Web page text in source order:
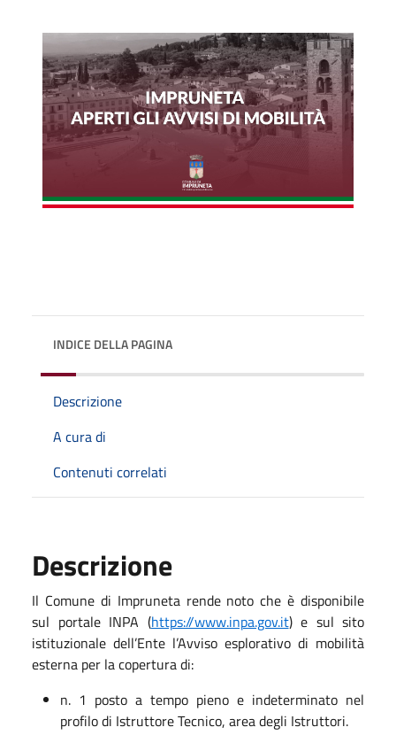
INDICE DELLA PAGINA
Descrizione
A cura di
Contenuti correlati
Descrizione
Il Comune di Impruneta rende noto che è disponibile
sul portale INPA (https://www.inpa.gov.it) e sul sito
istituzionale dell’Ente l’Avviso esplorativo di mobilità
esterna per la copertura di:
n. 1 posto a tempo pieno e indeterminato nel
profilo di Istruttore Tecnico, area degli Istruttori.